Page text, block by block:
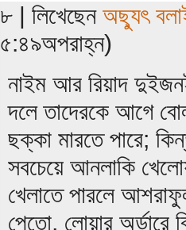
৮ | লিখেছেন অছ্যুৎ
৫:৪৯অপরাহ্ন)
নাইম আর রিয়াদ
দলে তাদেরকে আগে
ছক্কা মারতে পারে;
সবচেয়ে আনলাকি
খেলাতে পারলে
পেতো, লোয়ার অর্ডারে